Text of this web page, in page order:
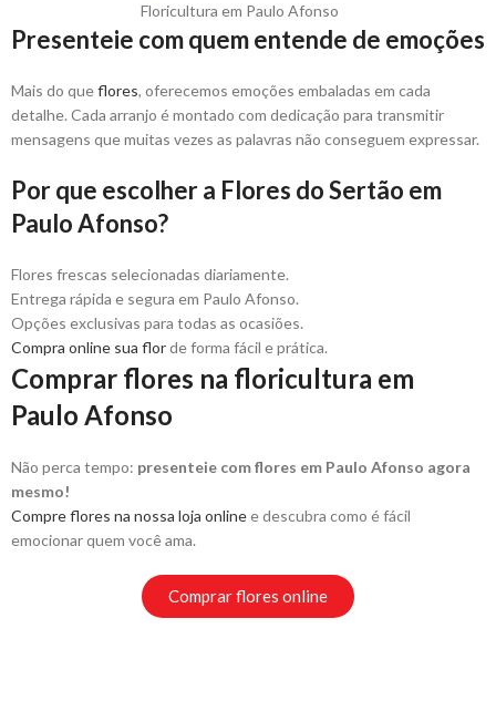
Floricultura em Paulo Afonso
Presenteie com quem entende de emoções
Mais do queflores, oferecemos emoções embaladas em cada
detalhe. Cada arranjo é montado com dedicação para transmitir
mensagens que muitas vezes as palavras não conseguem expressar.
Por que escolher a Flores do Sertão em
Paulo Afonso?
Flores frescas selecionadas diariamente.
Entrega rápida e segura em Paulo Afonso.
Opções exclusivas para todas as ocasiões.
Compra online sua florde forma fácil e prática.
Comprar flores na floricultura em
Paulo Afonso
Não perca tempo: presenteie com flores em Paulo Afonso agora
mesmo!
Compre flores na nossa loja onlinee descubra como é fácil
emocionar quem você ama.
Comprar flores online